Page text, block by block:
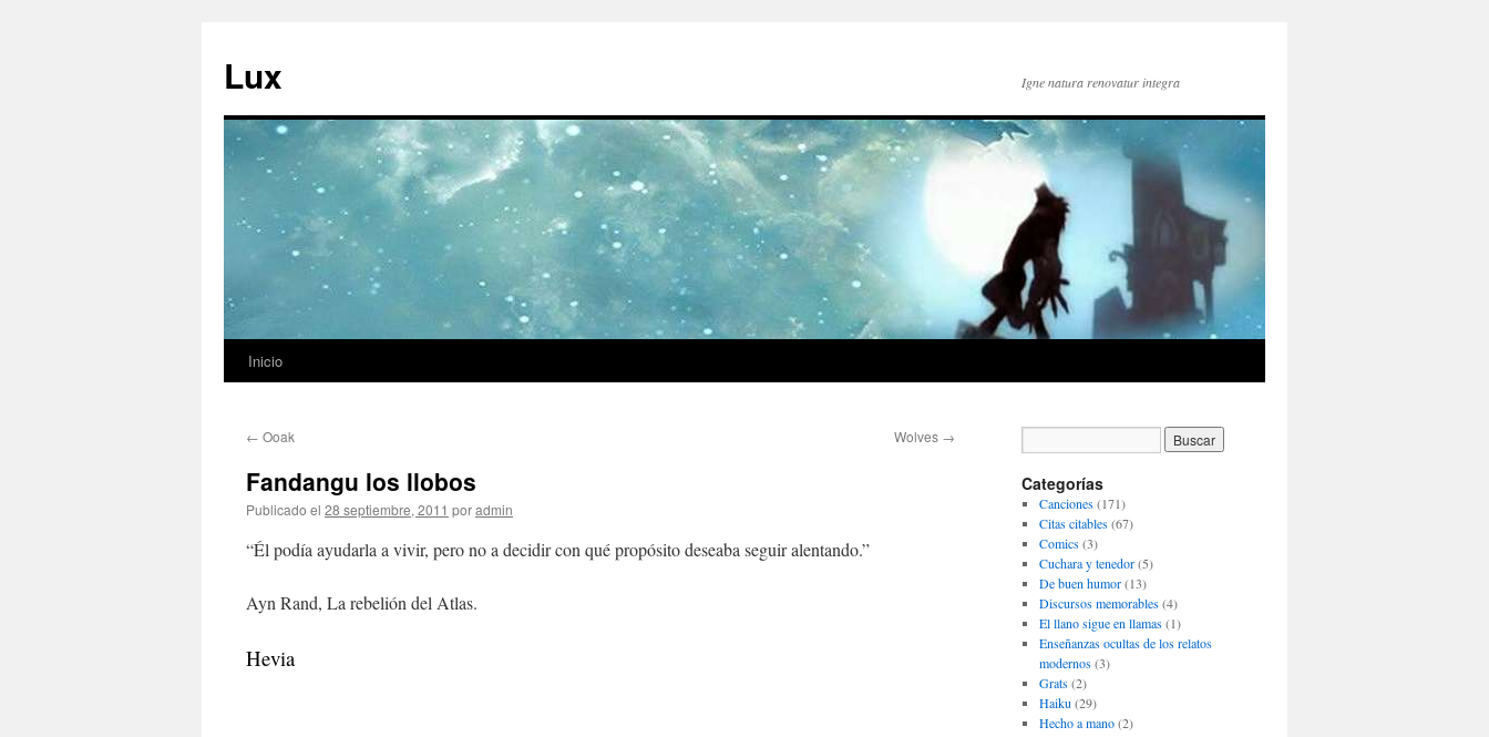
contenido
Lux Igne natura renovatur integra
Inicio
← Ooak Wolves →
Fandangu los llobos
Publicado el 28 septiembre, 2011 poradmin
“Él podía ayudarla a vivir, pero no a decidir con qué propósito deseaba seguir alentando.”
Ayn Rand, La rebelión del Atlas.
Hevia
Categorías
Canciones(171)
Citas citables(67)
Comics(3)
Cuchara y tenedor(5)
De buen humor(13)
Discursos memorables(4)
El llano sigue en llamas(1)
Enseñanzas ocultas de los relatos
modernos(3)
Grats(2)
Haiku (29)
Hecho a mano(2)